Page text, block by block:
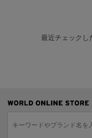
最近チェックし